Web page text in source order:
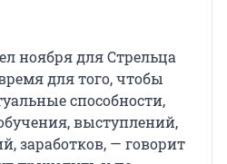
ноября для Стрельца
для того, чтобы
способности,
выступлений,
заработков, — говорит